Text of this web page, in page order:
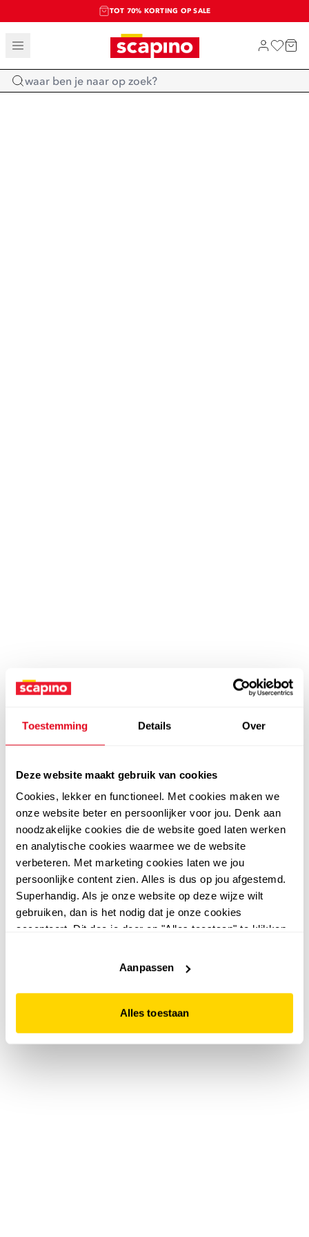
Toestemming Details Over
Deze website maakt gebruik van cookies
Cookies, lekker en functioneel. Met cookies maken we
onze website beter en persoonlijker voor jou. Denk aan
noodzakelijke cookies die de website goed laten werken
en analytische cookies waarmee we de website
verbeteren. Met marketing cookies laten we jou
persoonlijke content zien. Alles is dus op jou afgestemd.
Superhandig. Als je onze website op deze wijze wilt
gebruiken, dan is het nodig dat je onze cookies
accepteert. Dit doe je door op "Alles toestaan" te klikken.
website niet optimaal functioneert.
Aanpassen
Alles toestaan
TOT 70% KORTING OP SALE
SALE: LAATSTE KANS!
SHOP NIEUW
Home